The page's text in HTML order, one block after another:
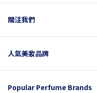
關注我們
人氣美妝品牌
Popular Perfume Brands